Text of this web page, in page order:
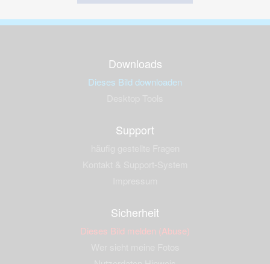
Downloads
Dieses Bild downloaden
Support
Sicherheit
Dieses Bild melden (Abuse)